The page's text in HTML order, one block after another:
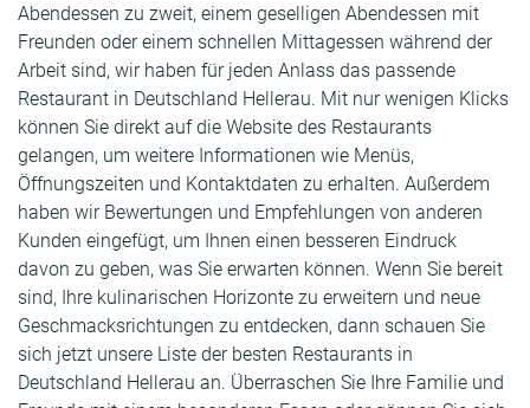
Abendessen zu zweit, einem geselligen Abendessen mit
Freunden oder einem schnellen Mittagessen während der
Arbeit sind, wir haben für jeden Anlass das passende
Restaurant in Deutschland Hellerau. Mit nur wenigen Klicks
können Sie direkt auf die Website des Restaurants
gelangen, um weitere Informationen wie Menüs,
Öffnungszeiten und Kontaktdaten zu erhalten. Außerdem
haben wir Bewertungen und Empfehlungen von anderen
Kunden eingefügt, um Ihnen einen besseren Eindruck
davon zu geben, was Sie erwarten können. Wenn Sie bereit
sind, Ihre kulinarischen Horizonte zu erweitern und neue
Geschmacksrichtungen zu entdecken, dann schauen Sie
sich jetzt unsere Liste der besten Restaurants in
Deutschland Hellerau an. Überraschen Sie Ihre Familie und